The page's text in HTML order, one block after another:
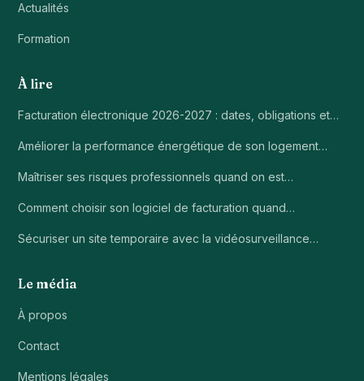
Actualités
Formation
À lire
Facturation électronique 2026-2027 : dates, obligations et…
Améliorer la performance énergétique de son logement…
Maîtriser ses risques professionnels quand on est…
Comment choisir son logiciel de facturation quand…
Sécuriser un site temporaire avec la vidéosurveillance…
Le média
À propos
Contact
Mentions légales